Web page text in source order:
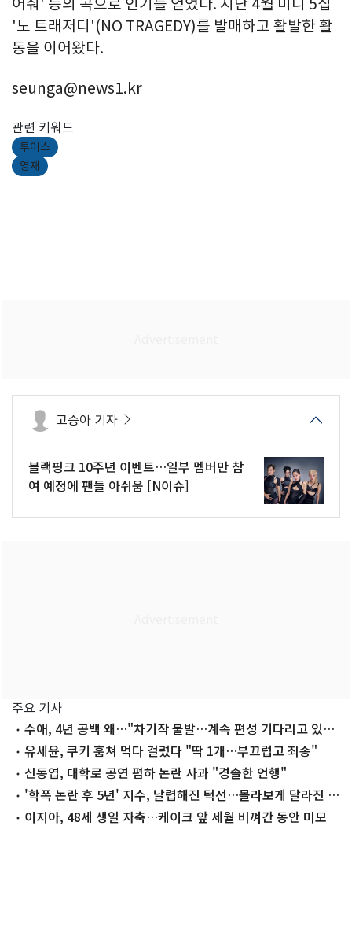
어줘' 등의 곡으로 인기를 얻었다. 지난 4월 미니 5집
'노 트래저디'(NO TRAGEDY)를 발매하고 활발한 활
동을 이어왔다.
seunga@news1.kr
관련 키워드
투어스
영재
고승아 기자
블랙핑크 10주년 이벤트…일부 멤버만 참
여 예정에 팬들 아쉬움 [N이슈]
주요 기사
수애, 4년 공백 왜…"차기작 불발…계속 편성 기다리고 있
다"유세윤, 쿠키 훔쳐 먹다 걸렸다 "딱 1개…부끄럽고 죄송"
신동엽, 대학로 공연 폄하 논란 사과 "경솔한 언행"
'학폭 논란 후 5년' 지수, 날렵해진 턱선…몰라보게 달라진 근
황 이지아, 48세 생일 자축…케이크 앞 세월 비껴간 동안 미모